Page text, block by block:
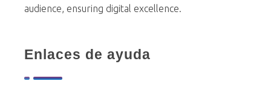
audience, ensuring digital excellence.
Enlaces de ayuda